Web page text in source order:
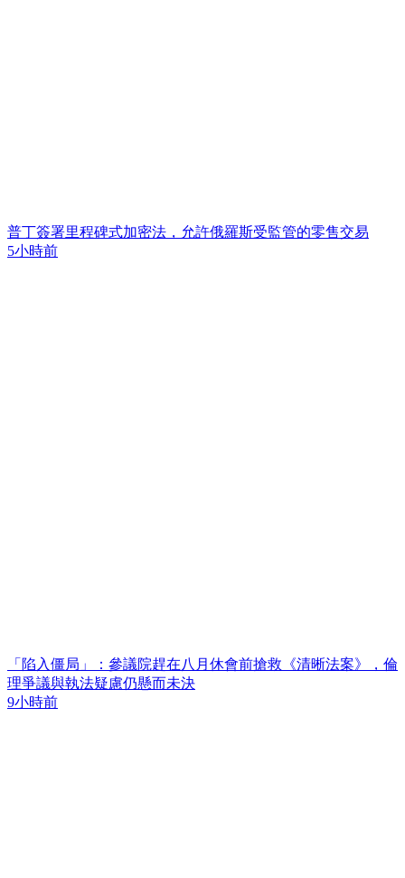
普丁簽署里程碑式加密法，允許俄羅斯受監管的零售交易
5小時前
「陷入僵局」：參議院趕在八月休會前搶救《清晰法案》，倫
理爭議與執法疑慮仍懸而未決
9小時前